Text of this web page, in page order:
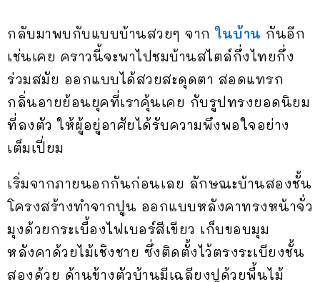
กลับมาพบกับแบบบ้านสวยๆ จากในบ้าน กันอีก
เช่นเคย คราวนี้จะพาไปชมบ้านสไตล์กึ่งไทยกึ่ง
ร่วมสมัย ออกแบบได้สวยสะดุดตา สอดแทรก
กลิ่นอายย้อนยุคที่เราคุ้นเคย กับรูปทรงยอดนิยม
ที่ลงตัว ให้ผู้อยู่อาศัยได้รับความพึงพอใจอย่าง
เต็มเปี่ยม
เริ่มจากภายนอกกันก่อนเลย ลักษณะบ้านสองชั้น
โครงสร้างทำจากปูน ออกแบบหลังคาทรงหน้าจั่ว
มุงด้วยกระเบื้องไฟเบอร์สีเขียว เก็บขอบมุม
หลังคาด้วยไม้เชิงชาย ซึ่งติดตั้งไว้ตรงระเบียงชั้น
สองด้วย ด้านข้างตัวบ้านมีเฉลียงปูด้วยพื้นไม้